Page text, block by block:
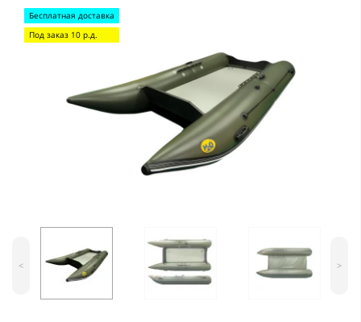
Бесплатная доставка
Под заказ 10 р.д.
< >